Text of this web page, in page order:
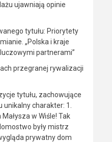
ujawniają opinie
tytułu: Priorytety
„Polska i kraje
partnerami”
przegranej rywalizacji
tytułu, zachowujące
unikalny charakter: 1.
w Wiśle! Tak
były mistrz
prywatny dom